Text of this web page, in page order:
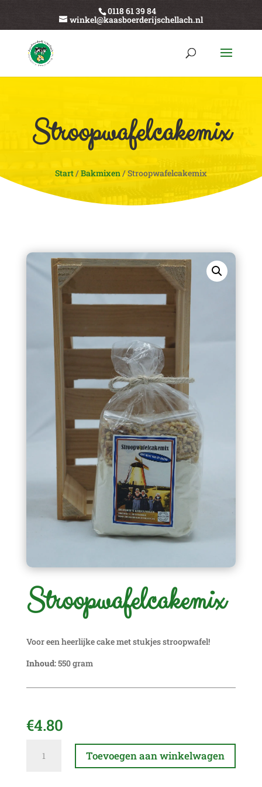
0118 61 39 84
winkel@kaasboerderijschellach.nl
Stroopwafelcakemix
Start/Bakmixen/ Stroopwafelcakemix
Stroopwafelcakemix
Voor een heerlijke cake met stukjes stroopwafel!
Inhoud:550 gram
€4.80
Stroopwafelcakemix
aantal
Toevoegen aan winkelwagen
A